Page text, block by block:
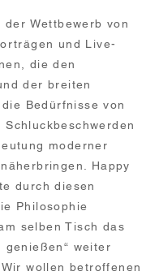
Wettbewerb von
und Live-
die den
der breiten
Bedürfnisse von
Schluckbeschwerden
moderner
Happy
durch diesen
Philosophie
selben Tisch das
genießen“ weiter
wollen betroffenen